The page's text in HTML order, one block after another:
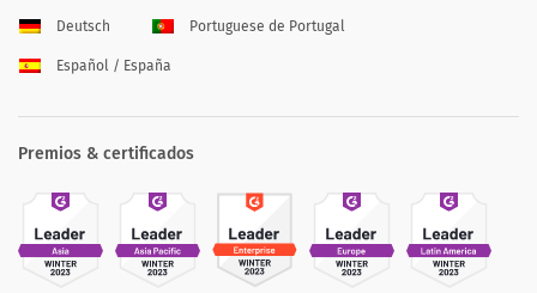
Deutsch Portuguese de Portugal
Español / España
Premios & certificados